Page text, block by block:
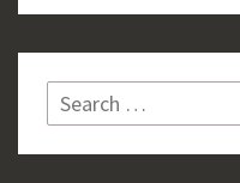
Search
for: